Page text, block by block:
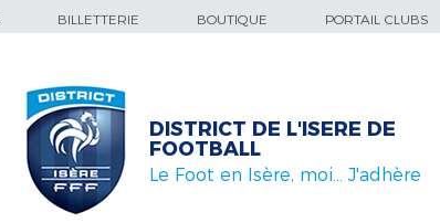
BILLETTERIE BOUTIQUE PORTAIL CLUBS
DISTRICT DE L'ISERE DE
FOOTBALL
Le Foot en Isère, moi… J'adhère